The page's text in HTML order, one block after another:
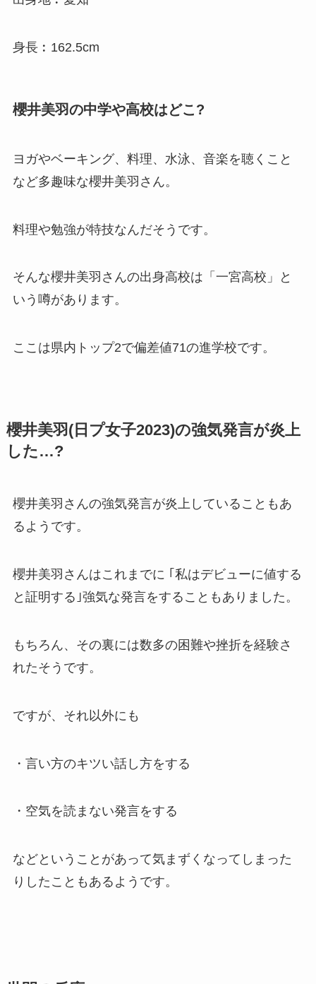
身長︰162.5cm
櫻井美羽の中学や高校はどこ?
ヨガやベーキング、料理、水泳、音楽を聴くこと
など多趣味な櫻井美羽さん。
料理や勉強が特技なんだそうです。
そんな櫻井美羽さんの出身高校は「一宮高校」と
いう噂があります。
ここは県内トップ2で偏差値71の進学校です。
櫻井美羽(日プ女子2023)の強気発言が炎上
した…?
櫻井美羽さんの強気発言が炎上していることもあ
るようです。
櫻井美羽さんはこれまでに ｢私はデビューに値する
と証明する｣強気な発言をすることもありました。
もちろん、その裏には数多の困難や挫折を経験さ
れたそうです。
ですが、それ以外にも
・言い方のキツい話し方をする
・空気を読まない発言をする
などということがあって気まずくなってしまった
りしたこともあるようです。